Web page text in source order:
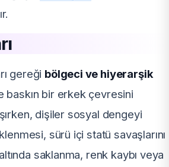
gereği bölgeci ve hiyerarşik
baskın bir erkek çevresini
dişiler sosyal dengeyi
sürü içi statü savaşlarını
saklanma, renk kaybı veya